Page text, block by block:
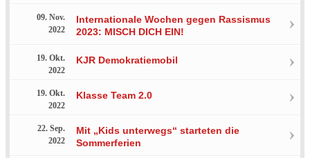
09. Nov.
2022
Internationale Wochen gegen Rassismus
2023: MISCH DICH EIN!
19. Okt.
2022
KJR Demokratiemobil
19. Okt.
2022
Klasse Team 2.0
22. Sep.
2022
Mit „Kids unterwegs“ starteten die
Sommerferien